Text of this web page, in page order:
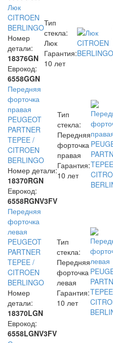
Люк
CITROEN
BERLINGO
Номер
детали:
18376GN
Еврокод:
6558GGN
Тип
стекла:
Люк
Гарантия:
10 лет
Передняя
форточка
правая
PEUGEOT
PARTNER
TEPEE /
CITROEN
BERLINGO
Номер детали:
18370RGN
Еврокод:
6558RGNV3FV
Тип
стекла:
Передняя
форточка
правая
Гарантия:
10 лет
Передняя
форточка
левая
PEUGEOT
PARTNER
TEPEE /
CITROEN
BERLINGO
Номер
детали:
18370LGN
Еврокод:
6558LGNV3FV
Тип
стекла:
Передняя
форточка
левая
Гарантия:
10 лет